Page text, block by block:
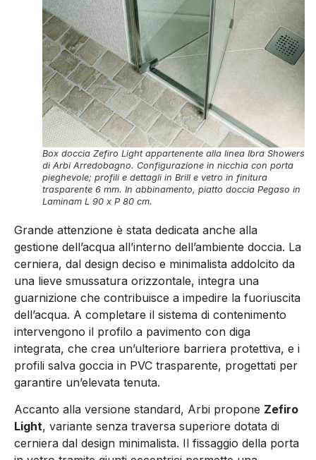
Box doccia Zefiro Light appartenente alla linea Ibra Showers
di Arbi Arredobagno. Configurazione in nicchia con porta
pieghevole; profili e dettagli in Brill e vetro in finitura
trasparente 6 mm. In abbinamento, piatto doccia Pegaso in
Laminam L 90 x P 80 cm.
Grande attenzione è stata dedicata anche alla
gestione dell’acqua all’interno dell’ambiente doccia. La
cerniera, dal design deciso e minimalista addolcito da
una lieve smussatura orizzontale, integra una
guarnizione che contribuisce a impedire la fuoriuscita
dell’acqua. A completare il sistema di contenimento
intervengono il profilo a pavimento con diga
integrata, che crea un’ulteriore barriera protettiva, e i
profili salva goccia in PVC trasparente, progettati per
garantire un’elevata tenuta.
Accanto alla versione standard, Arbi propone Zefiro
Light, variante senza traversa superiore dotata di
cerniera dal design minimalista. Il fissaggio della porta